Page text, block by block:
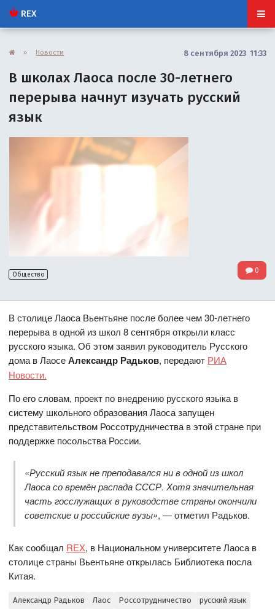
REX
» Новости 8 сентября 2023 11:33
В школах Лаоса после 30-летнего
перерыва начнут изучать русский
язык
Общество 0
В столице Лаоса Вьентьяне после более чем 30-летнего
перерыва в одной из школ 8 сентября открыли класс
русского языка. Об этом заявил руководитель Русского
дома в ЛаосеАлександр Радьков, передают РИА
Новости.
По его словам, проект по внедрению русского языка в
систему школьного образования Лаоса запущен
представительством Россотрудничества в этой стране при
поддержке посольства России.
«Русский язык не преподавался ни в одной из школ
Лаоса со времён распада СССР. Хотя значительная
часть госслужащих в руководстве страны окончили
советские и российские вузы», — отметил Радьков.
Как сообщал REX, в Национальном университете Лаоса в
столице страны Вьентьяне открылась Библиотека посла
Китая.
Александр Радьков Лаос Россотрудничество
русский язык